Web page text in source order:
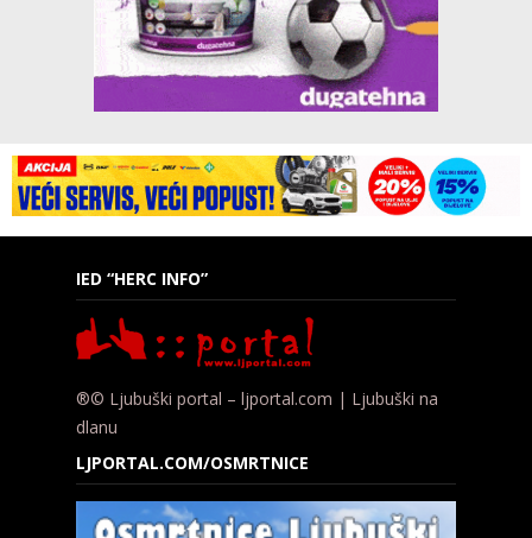
IED “HERC INFO”
®© Ljubuški portal – ljportal.com | Ljubuški na
dlanu
LJPORTAL.COM/OSMRTNICE